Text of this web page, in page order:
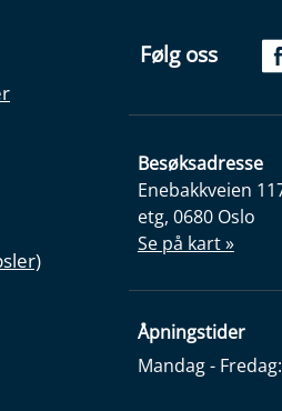
Følg oss
Besøksadresse
Enebakkveien
etg, 0680 Oslo
Se på kart »
Åpningstider
Mandag -